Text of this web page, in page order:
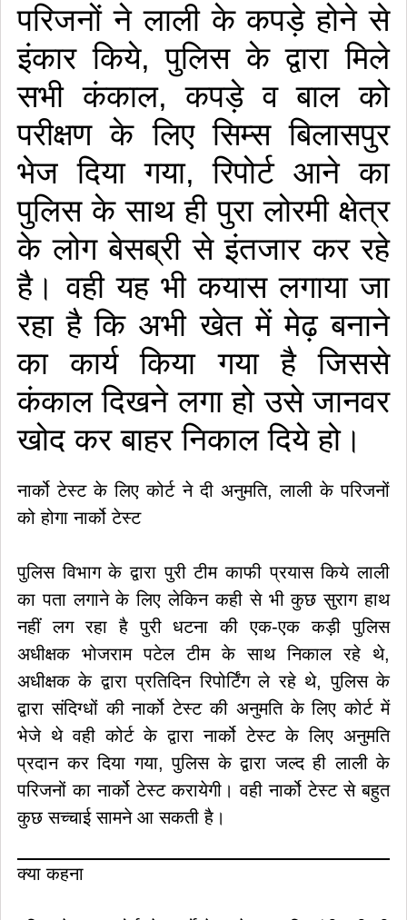
परिजनों ने लाली के कपड़े होने से
इंकार किये, पुलिस के द्वारा मिले
सभी कंकाल, कपड़े व बाल को
परीक्षण के लिए सिम्स बिलासपुर
भेज दिया गया, रिपोर्ट आने का
पुलिस के साथ ही पुरा लोरमी क्षेत्र
के लोग बेसब्री से इंतजार कर रहे
है। वही यह भी कयास लगाया जा
रहा है कि अभी खेत में मेढ़ बनाने
का कार्य किया गया है जिससे
कंकाल दिखने लगा हो उसे जानवर
खोद कर बाहर निकाल दिये हो।
नार्को टेस्ट के लिए कोर्ट ने दी अनुमति, लाली के परिजनों
को होगा नार्को टेस्ट
पुलिस विभाग के द्वारा पुरी टीम काफी प्रयास किये लाली
का पता लगाने के लिए लेकिन कही से भी कुछ सुराग हाथ
नहीं लग रहा है पुरी धटना की एक-एक कड़ी पुलिस
अधीक्षक भोजराम पटेल टीम के साथ निकाल रहे थे,
अधीक्षक के द्वारा प्रतिदिन रिपोर्टिंग ले रहे थे, पुलिस के
द्वारा संदिग्धों की नार्को टेस्ट की अनुमति के लिए कोर्ट में
भेजे थे वही कोर्ट के द्वारा नार्को टेस्ट के लिए अनुमति
प्रदान कर दिया गया, पुलिस के द्वारा जल्द ही लाली के
परिजनों का नार्को टेस्ट करायेगी। वही नार्को टेस्ट से बहुत
कुछ सच्चाई सामने आ सकती है।
क्या कहना